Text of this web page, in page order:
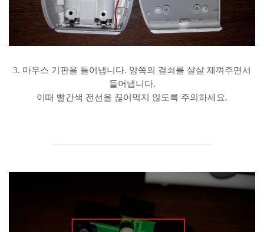
3. 마우스 기판을 들어냅니다. 양쪽의 걸쇠를 살살 제껴주면서
들어냅니다.
이때 빨간색 전선을 끊어먹지 않도록 주의하세요.